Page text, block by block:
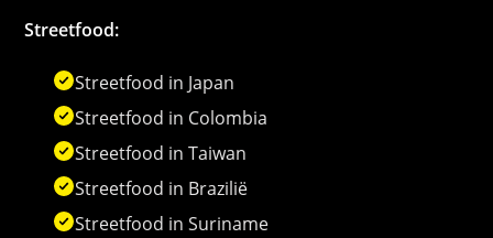
Streetfood:
Streetfood in Japan
Streetfood in Colombia
Streetfood in Taiwan
Streetfood in Brazilië
Streetfood in Suriname